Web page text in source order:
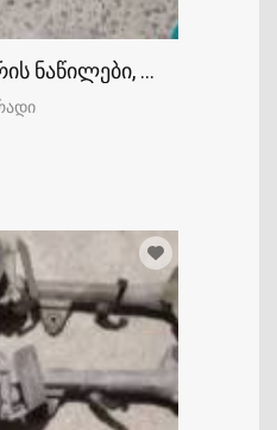
ნაწილები, ტრავერსი,